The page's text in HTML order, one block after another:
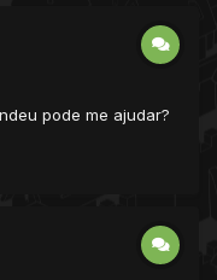
pode me ajudar?